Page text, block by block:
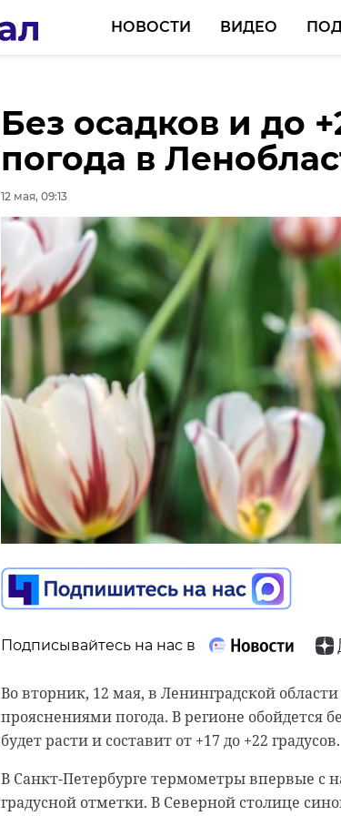
НОВОСТИ ВИДЕО
Без осадков и до
погода в
12 мая, 09:13
Подписывайтесь на нас в
Во вторник, 12 мая, в Ленинградской
прояснениями погода. В регионе обойдется
будет расти и составит от +17 до +22 градусов.
В Санкт-Петербурге термометры впервые с
градусной отметки. В Северной столице
Полиция
пожертвований
Красном Селе
12 мая, 08:49
В субботу, 9 мая, из храма в Красном Селе
пожертвований с деньгами внутри. Сумма
тысяч рублей. Настоятель церкви
Экономическая
проверила бары и
Петербурге
12 мая, 08:24
Сотрудники Управления экономической
коррупции ГУ МВД России по Санкт-
провели масштабные проверки баров и
в Центральном, Невском, Калининском и